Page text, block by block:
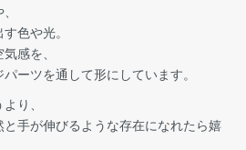
色や光。
感を、
ーツを通して形にしています。
り、
手が伸びるような存在になれたら嬉